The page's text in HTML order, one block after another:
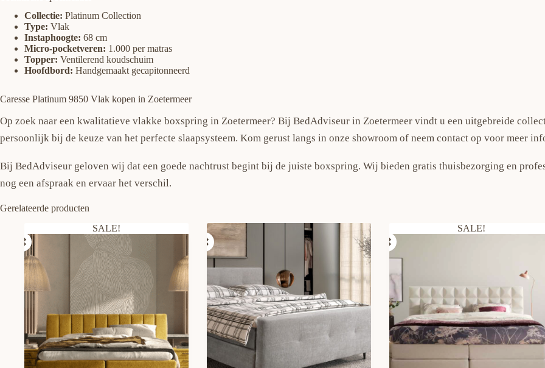
Collectie: Platinum Collection
Type: Vlak
Instaphoogte: 68 cm
Micro-pocketveren: 1.000 per matras
Topper: Ventilerend koudschuim
Hoofdbord: Handgemaakt gecapitonneerd
Caresse Platinum 9850 Vlak kopen in Zoetermeer
Op zoek naar een kwalitatieve vlakke boxspring in Zoetermeer? Bij BedAdviseur in Zoetermeer vindt u een uitgebreide
persoonlijk bij de keuze van het perfecte slaapsysteem. Kom gerust langs in onze showroom of neem contact op voor meer
Bij BedAdviseur geloven wij dat een goede nachtrust begint bij de juiste boxspring. Wij bieden gratis thuisbezorging en
nog een afspraak en ervaar het verschil.
Gerelateerde producten
SALE!
SALE!